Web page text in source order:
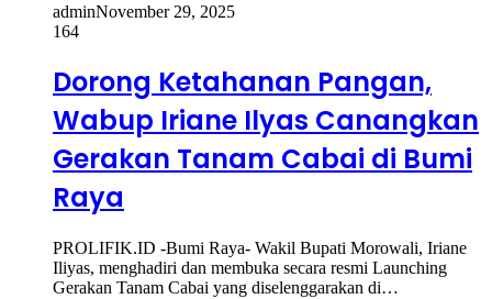
adminNovember 29, 2025
164
Dorong Ketahanan Pangan,
Wabup Iriane Ilyas Canangkan
Gerakan Tanam Cabai di Bumi
Raya
PROLIFIK.ID -Bumi Raya- Wakil Bupati Morowali, Iriane
Iliyas, menghadiri dan membuka secara resmi Launching
Gerakan Tanam Cabai yang diselenggarakan di…